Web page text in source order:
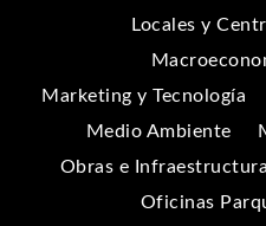
Locales y
Marketing y Tecnología
Medio Ambiente
Obras e
Oficinas